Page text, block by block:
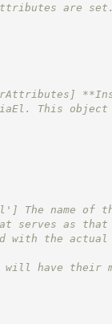
are
This object
The name of
as that
the actual
have their